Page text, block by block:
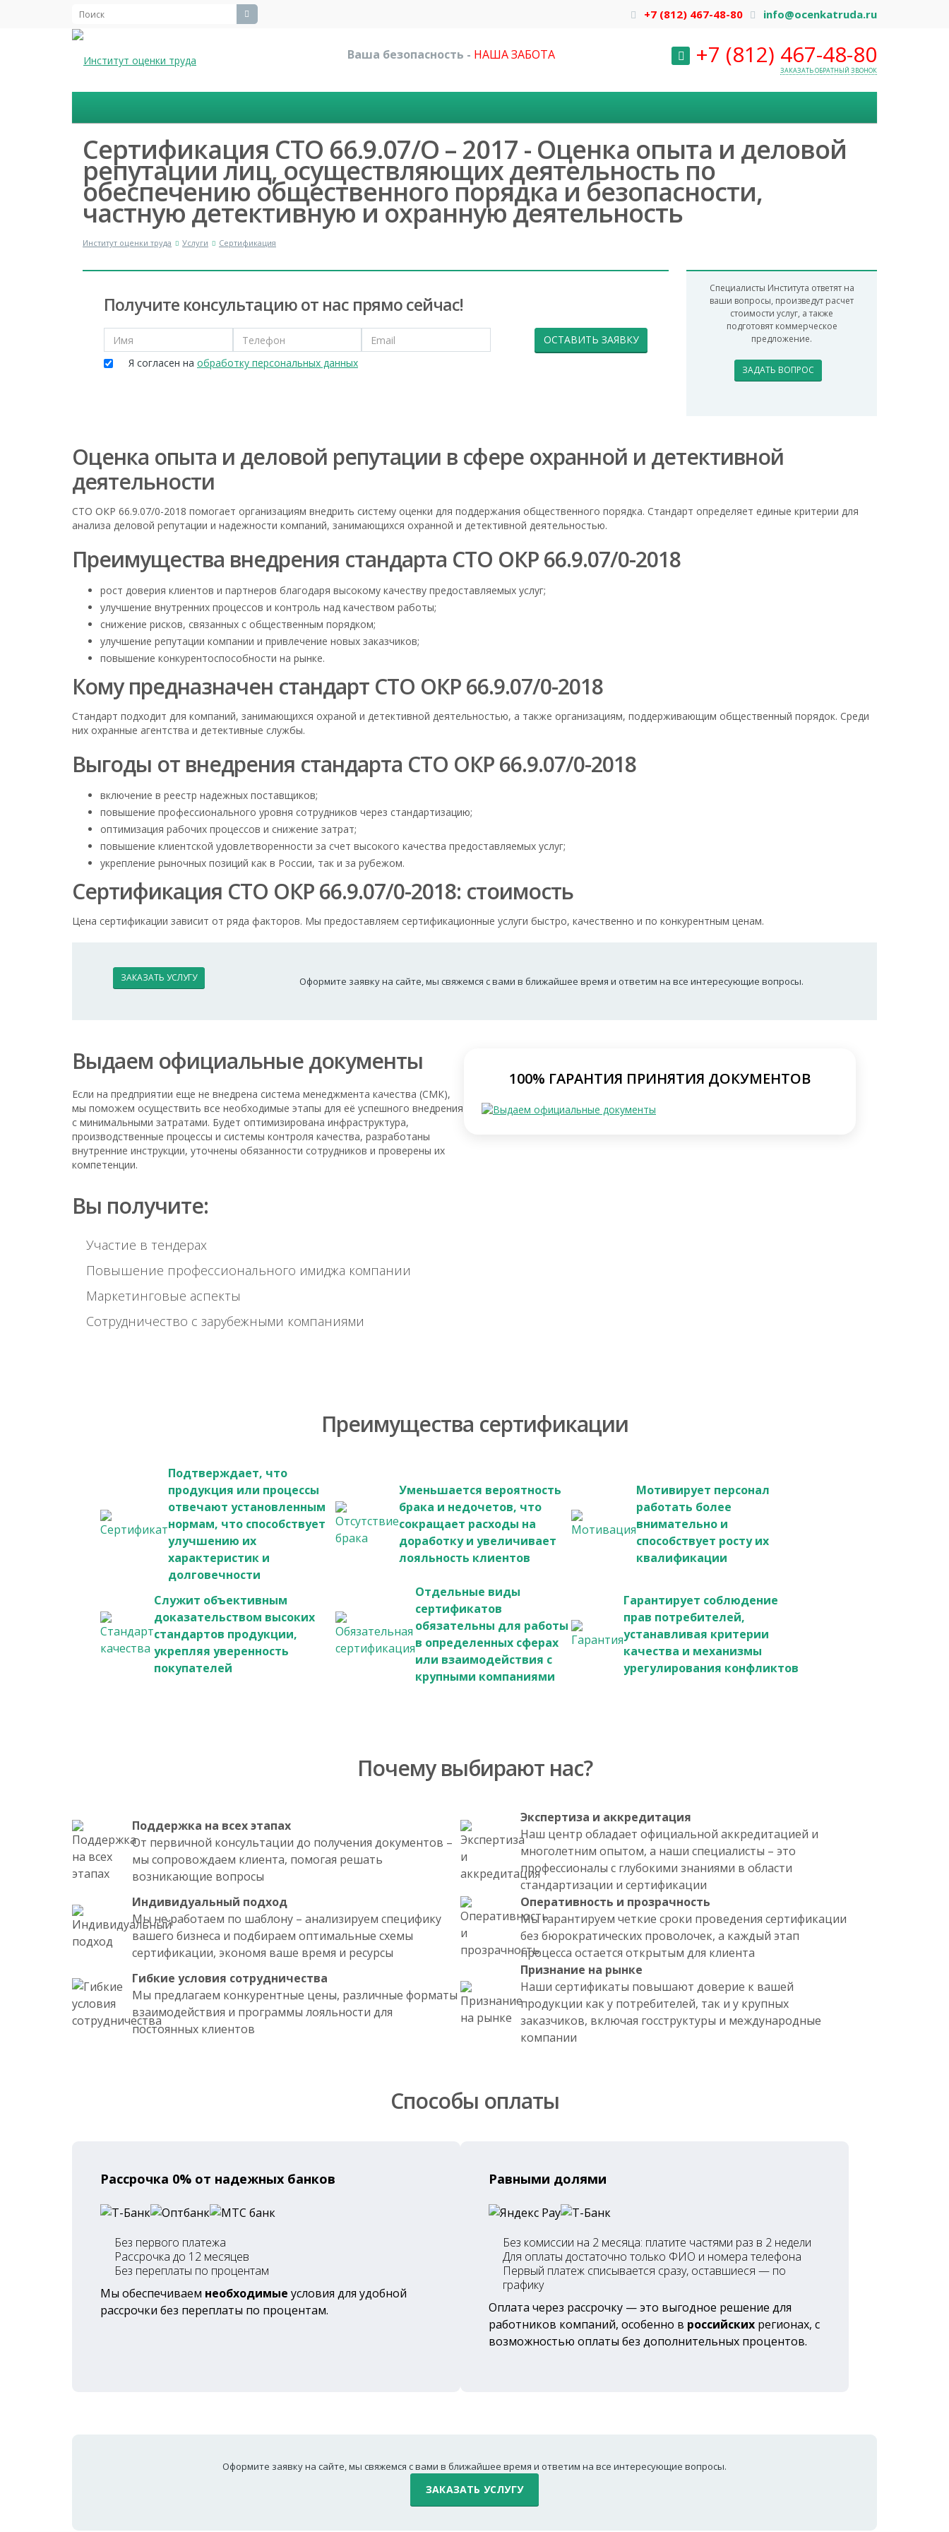
info@ocenkatruda.ru
+7 (812) 467-48-80
Ваша безопасность - НАША ЗАБОТА +7 (812) 467-48-80
ЗАКАЗАТЬ ОБРАТНЫЙ ЗВОНОК
Сертификация СТО 66.9.07/О – 2017 - Оценка опыта и деловой
репутации лиц, осуществляющих деятельность по
обеспечению общественного порядка и безопасности,
частную детективную и охранную деятельность
Институт оценки труда Услуги Сертификация
Специалисты Института ответят на
ваши вопросы, произведут расчет
стоимости услуг, а также
подготовят коммерческое
предложение.
ЗАДАТЬ ВОПРОС
Получите консультацию от нас прямо сейчас!
Я согласен на обработку персональных данных
ОСТАВИТЬ ЗАЯВКУ
Оценка опыта и деловой репутации в сфере охранной и детективной
деятельности
СТО ОКР 66.9.07/0-2018 помогает организациям внедрить систему оценки для поддержания общественного порядка. Стандарт определяет единые критерии для
анализа деловой репутации и надежности компаний, занимающихся охранной и детективной деятельностью.
Преимущества внедрения стандарта СТО ОКР 66.9.07/0-2018
рост доверия клиентов и партнеров благодаря высокому качеству предоставляемых услуг;
улучшение внутренних процессов и контроль над качеством работы;
снижение рисков, связанных с общественным порядком;
улучшение репутации компании и привлечение новых заказчиков;
повышение конкурентоспособности на рынке.
Кому предназначен стандарт СТО ОКР 66.9.07/0-2018
Стандарт подходит для компаний, занимающихся охраной и детективной деятельностью, а также организациям, поддерживающим общественный порядок. Среди
них охранные агентства и детективные службы.
Выгоды от внедрения стандарта СТО ОКР 66.9.07/0-2018
включение в реестр надежных поставщиков;
повышение профессионального уровня сотрудников через стандартизацию;
оптимизация рабочих процессов и снижение затрат;
повышение клиентской удовлетворенности за счет высокого качества предоставляемых услуг;
укрепление рыночных позиций как в России, так и за рубежом.
Сертификация СТО ОКР 66.9.07/0-2018: стоимость
Цена сертификации зависит от ряда факторов. Мы предоставляем сертификационные услуги быстро, качественно и по конкурентным ценам.
ЗАКАЗАТЬ УСЛУГУ Оформите заявку на сайте, мы свяжемся с вами в ближайшее время и ответим на все интересующие вопросы.
Выдаем официальные документы
Если на предприятии еще не внедрена система менеджмента качества (СМК),
мы поможем осуществить все необходимые этапы для её успешного внедрения
с минимальными затратами. Будет оптимизирована инфраструктура,
производственные процессы и системы контроля качества, разработаны
внутренние инструкции, уточнены обязанности сотрудников и проверены их
компетенции.
Вы получите:
Участие в тендерах
Повышение профессионального имиджа компании
Маркетинговые аспекты
Сотрудничество с зарубежными компаниями
100% ГАРАНТИЯ ПРИНЯТИЯ ДОКУМЕНТОВ
Преимущества сертификации
Подтверждает, что
продукция или процессы
отвечают установленным
нормам, что способствует
улучшению их
характеристик и
долговечности
Уменьшается вероятность
брака и недочетов, что
сокращает расходы на
доработку и увеличивает
лояльность клиентов
Мотивирует персонал
работать более
внимательно и
способствует росту их
квалификации
Служит объективным
доказательством высоких
стандартов продукции,
укрепляя уверенность
покупателей
Отдельные виды
сертификатов
обязательны для работы
в определенных сферах
или взаимодействия с
крупными компаниями
Гарантирует соблюдение
прав потребителей,
устанавливая критерии
качества и механизмы
урегулирования конфликтов
Почему выбирают нас?
Поддержка на всех этапах
От первичной консультации до получения документов –
мы сопровождаем клиента, помогая решать
возникающие вопросы
Экспертиза и аккредитация
Наш центр обладает официальной аккредитацией и
многолетним опытом, а наши специалисты – это
профессионалы с глубокими знаниями в области
стандартизации и сертификации
Индивидуальный подход
Мы не работаем по шаблону – анализируем специфику
вашего бизнеса и подбираем оптимальные схемы
сертификации, экономя ваше время и ресурсы
Оперативность и прозрачность
Мы гарантируем четкие сроки проведения сертификации
без бюрократических проволочек, а каждый этап
процесса остается открытым для клиента
Гибкие условия сотрудничества
Мы предлагаем конкурентные цены, различные форматы
взаимодействия и программы лояльности для
постоянных клиентов
Признание на рынке
Наши сертификаты повышают доверие к вашей
продукции как у потребителей, так и у крупных
заказчиков, включая госструктуры и международные
компании
Способы оплаты
Рассрочка 0% от надежных банков
Без первого платежа
Рассрочка до 12 месяцев
Без переплаты по процентам
Мы обеспечиваем необходимые условия для удобной
рассрочки без переплаты по процентам.
Равными долями
Без комиссии на 2 месяца: платите частями раз в 2 недели
Для оплаты достаточно только ФИО и номера телефона
Первый платеж списывается сразу, оставшиеся — по
графику
Оплата через рассрочку — это выгодное решение для
работников компаний, особенно в российских регионах, с
возможностью оплаты без дополнительных процентов.
ЗАКАЗАТЬ УСЛУГУ
Оформите заявку на сайте, мы свяжемся с вами в ближайшее время и ответим на все интересующие вопросы.